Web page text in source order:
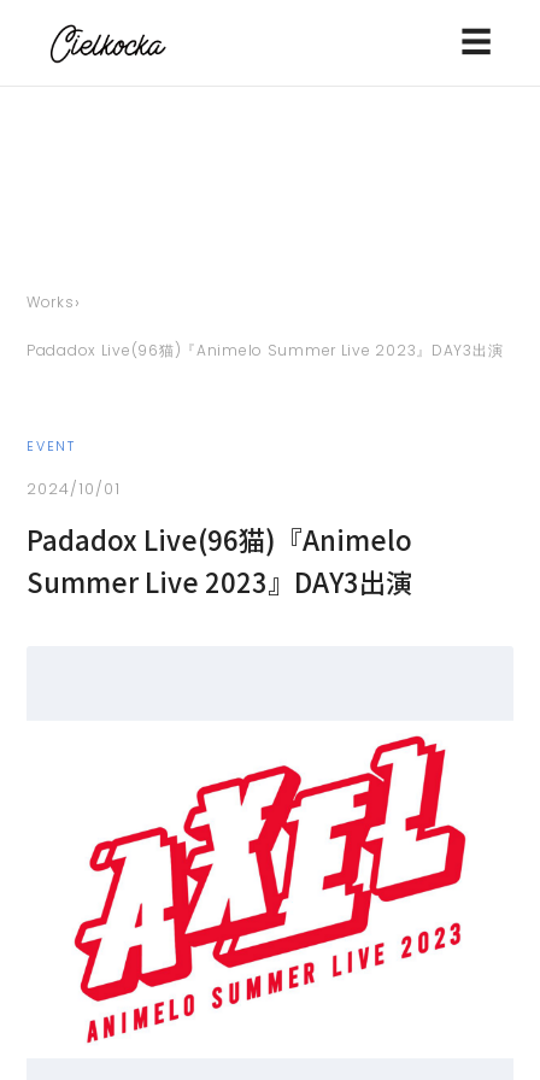
☰
Works›
Padadox Live(96猫)『Animelo Summer Live 2023』DAY3出演
EVENT
2024/10/01
Padadox Live(96猫)『Animelo
Summer Live 2023』DAY3出演